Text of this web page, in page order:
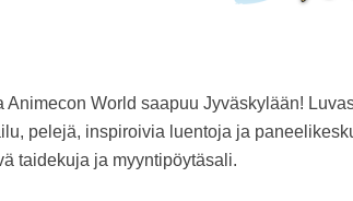
World saapuu Jyväskylään!
pelejä, inspiroivia luentoja ja
taidekuja ja myyntipöytäsali.